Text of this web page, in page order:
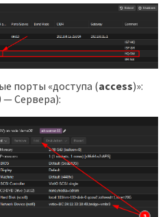
порты «доступа (access)»:
— Сервера):